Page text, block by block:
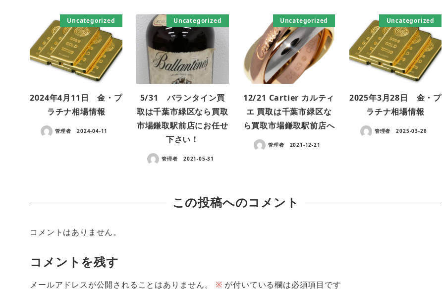
Uncategorized
2024年4月11日 金・プ
ラチナ相場情報
管理者 2024-04-11
Uncategorized
5/31 バランタイン買
取は千葉市緑区なら買取
市場鎌取駅前店にお任せ
下さい！
管理者 2021-05-31
Uncategorized
12/21 Cartier カルティ
エ 買取は千葉市緑区な
ら買取市場鎌取駅前店へ
管理者 2021-12-21
Uncategorized
2025年3月28日 金・プ
ラチナ相場情報
管理者 2025-03-28
この投稿へのコメント
コメントはありません。
コメントを残す
メールアドレスが公開されることはありません。 ※ が付いている欄は必須項目です